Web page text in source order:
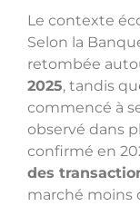
Le contexte
Selon la
retombée
2025, tandis
commencé à
observé dans
confirmé en
des
marché moins